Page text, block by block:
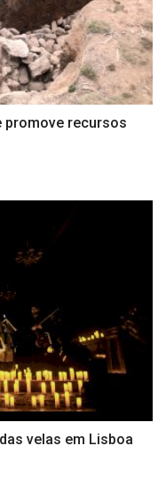
promove recursos
velas em Lisboa